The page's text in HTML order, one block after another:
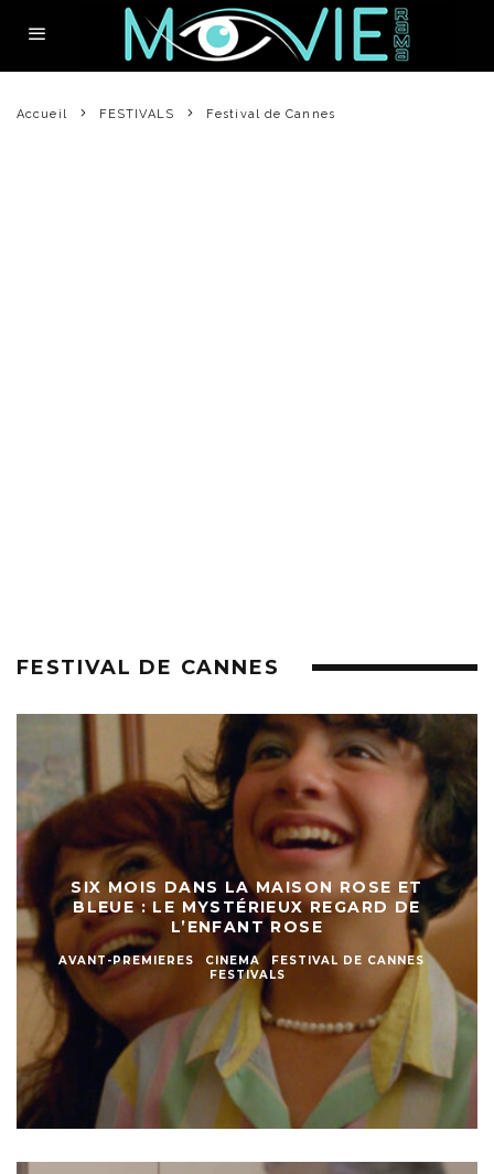
Accueil FESTIVALS Festival de Cannes
FESTIVAL DE CANNES
SIX MOIS DANS LA MAISON ROSE ET
BLEUE : LE MYSTÉRIEUX REGARD DE
L’ENFANT ROSE
AVANT-PREMIERES CINEMA
FESTIVAL DE CANNES
FESTIVALS